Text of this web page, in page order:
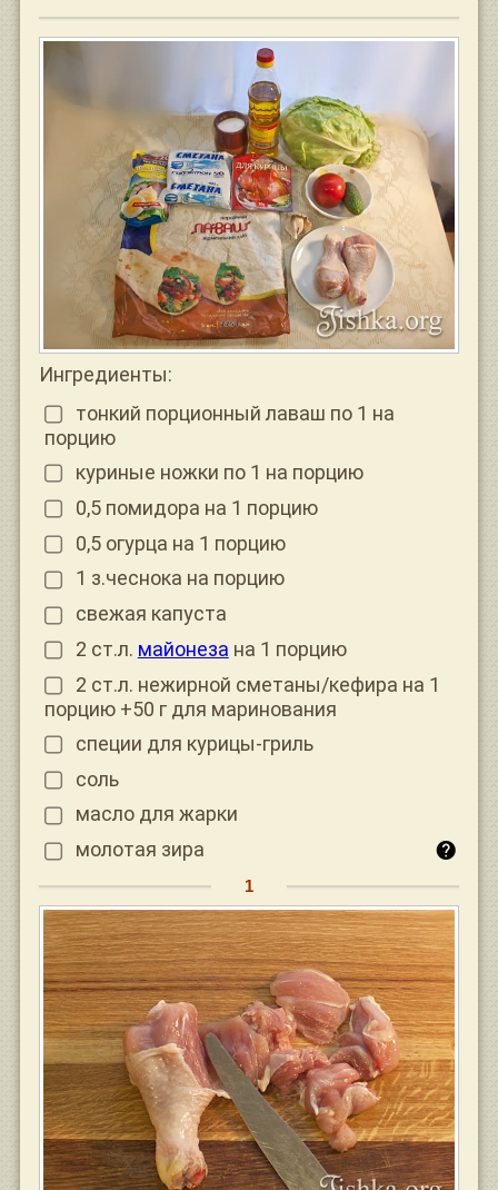
Ингредиенты:
тонкий порционный лаваш по 1 на
порцию
куриные ножки по 1 на порцию
0,5 помидора на 1 порцию
0,5 огурца на 1 порцию
1 з.чеснока на порцию
свежая капуста
2 ст.л. майонеза на 1 порцию
2 ст.л. нежирной сметаны/кефира на 1
порцию +50 г для маринования
специи для курицы-гриль
соль
масло для жарки
молотая зира